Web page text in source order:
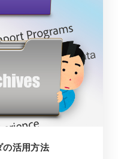
の活用方法